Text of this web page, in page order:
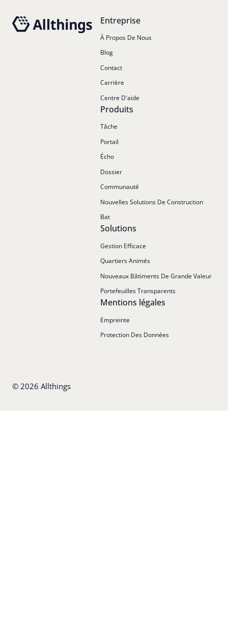
Entreprise
À Propos De Nous
Blog
Contact
Carrière
Centre D'aide
Produits
Tâche
Portail
Écho
Dossier
Communauté
Nouvelles Solutions De Construction
Bat
Solutions
Gestion Efficace
Quartiers Animés
Nouveaux Bâtiments De Grande Valeur
Portefeuilles Transparents
Mentions légales
Empreinte
Protection Des Données
© 2026 Allthings